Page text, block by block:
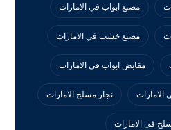
مصنع ابواب في الامارات
مصنع خشب في الامارات
مقابض ابواب في الامارات
الامارات نجار مسلح الامارات
فى الامارات